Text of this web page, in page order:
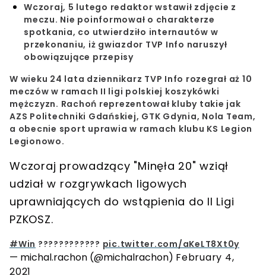
Wczoraj, 5 lutego redaktor wstawił zdjęcie z
meczu. Nie poinformował o charakterze
spotkania, co utwierdziło internautów w
przekonaniu, iż gwiazdor TVP Info naruszył
obowiązujące przepisy
W wieku 24 lata dziennikarz TVP Info rozegrał aż 10
meczów w ramach II ligi polskiej koszykówki
mężczyzn. Rachoń reprezentował kluby takie jak
AZS Politechniki Gdańskiej, GTK Gdynia, Nola Team,
a obecnie sport uprawia w ramach klubu KS Legion
Legionowo.
Wczoraj prowadzący "Minęła 20" wziął
udział w rozgrywkach ligowych
uprawniających do wstąpienia do II Ligi
PZKOSZ.
#Win ???????????? pic.twitter.com/aKeLT8Xt0y
— michal.rachon (@michalrachon) February 4,
2021